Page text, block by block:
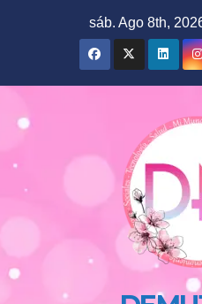
sáb. Ago 8th,